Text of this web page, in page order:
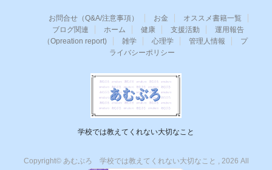
お問合せ（Q&A/注意事項） お金
オススメ書籍一覧
ブログ関連
ホーム 健康 支援活動
運用報告
（Opreation report)
雑学 心理学 管理人情報
プ
ライバシーポリシー
学校では教えてくれない大切なこと
Copyright© あむぶろ 学校では教えてくれない大切なこと , 2026 All